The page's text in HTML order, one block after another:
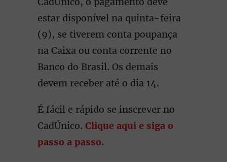
estar disponível na quinta-feira
(9), se tiverem conta poupança
na Caixa ou conta corrente no
Banco do Brasil. Os demais
devem receber até o dia 14.
É fácil e rápido se inscrever no
CadÚnico. Clique aqui e siga o
passo a passo.